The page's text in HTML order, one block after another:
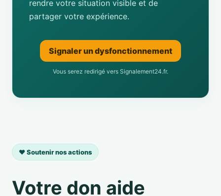
rendre votre situation visible et de
partager votre expérience.
Signaler un dysfonctionnement
Vous serez redirigé vers Signalement24.fr.
❤️ Soutenir nos actions
Votre don aide